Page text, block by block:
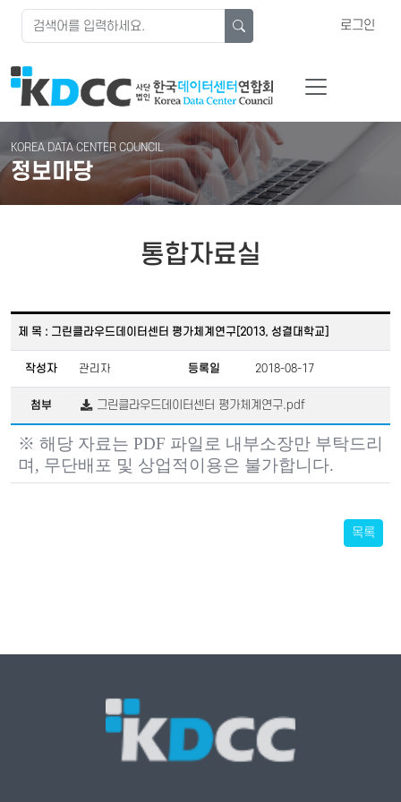
로그인
KOREA DATA CENTER COUNCIL
정보마당
통합자료실
제 목 : 그린클라우드데이터센터 평가체계연구[2013, 성결대학교]
작성자 관리자 등록일 2018-08-17
첨부 그린클라우드데이터센터 평가체계연구.pdf
※ 해당 자료는 PDF 파일로 내부소장만 부탁드리
며, 무단배포 및 상업적이용은 불가합니다.
목록